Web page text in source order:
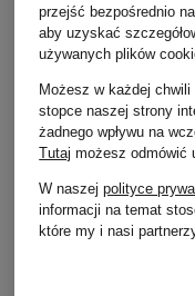
przejść bezpośrednio
aby uzyskać
używanych plików
Możesz w każdej
stopce naszej strony
żadnego wpływu na
Tutaj możesz odmówić
W naszejpolityce
informacji na temat
które my i nasi